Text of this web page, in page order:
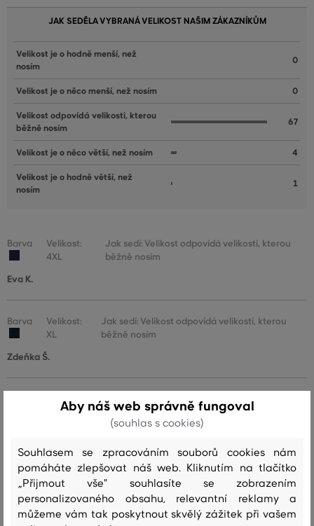
JAK SEDĚLA VYBRANÁ VELIKOST NAŠIM ZÁKAZNÍKŮM
Velikost je o hodně menší, než
nosím
0
Velikost je o něco menší, než nosím 0
Velikost odpovídá velikosti, kterou
běžně nosím
67
Velikost je o něco větší, než nosím 4
Velikost je o hodně větší, než
nosím
1
Barva
Velikost:
4XL
Jak sedí: Velikost odpovídá velikosti, kterou
běžně nosím
Eva K.
Barva
Velikost:
XL
Jak sedí: Velikost odpovídá velikosti, kterou
běžně nosím
Zdeňka Š.
Velikost:
XXL
Jak sedí: Velikost odpovídá velikosti, kterou
běžně nosím
Barva
XXL
Jak sedí: Velikost odpovídá velikosti, kterou
běžně nosím
Alena F.
Aby náš web správně fungoval
(souhlas s cookies)
Souhlasem se zpracováním souborů cookies nám
pomáháte zlepšovat náš web. Kliknutím na tlačítko
„Přijmout vše" souhlasíte se zobrazením
personalizovaného obsahu, relevantní reklamy a
můžeme vám tak poskytnout skvělý zážitek při vašem